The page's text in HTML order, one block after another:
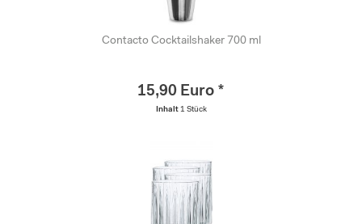
Contacto Cocktailshaker 700 ml
15,90 Euro *
Inhalt 1 Stück